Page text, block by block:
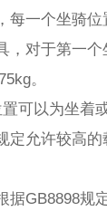
个坐骑位
于第一个
。
以为坐着或
允许较高的
GB8898规定